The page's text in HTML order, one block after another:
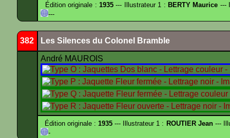
Édition originale : 1935--- Illustrateur 1 : BERTY Maurice ---
---
382 Les Silences du Colonel Bramble
André MAUROIS
Édition originale :1935 --- Illustrateur 1 : ROUTIER Jean---
-